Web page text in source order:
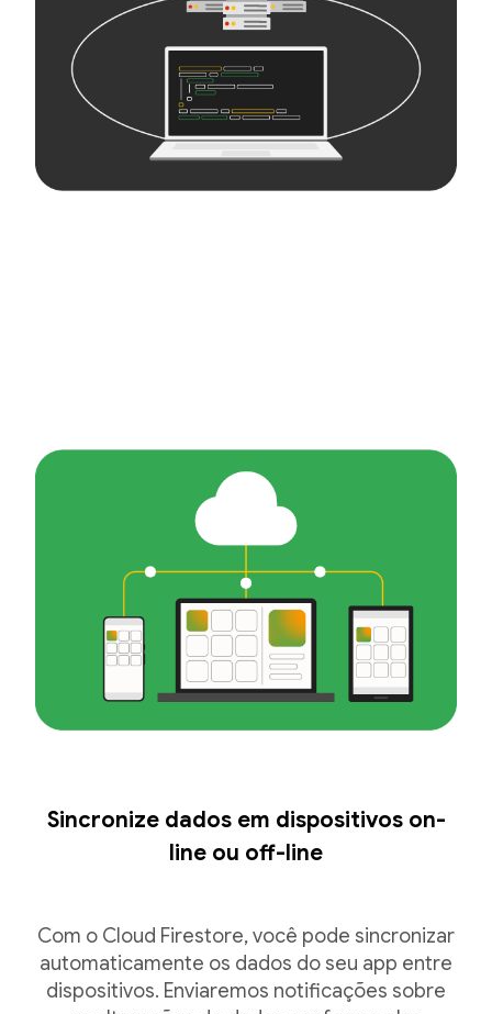
Sincronize dados em dispositivos on-
line ou off-line
Com o Cloud Firestore, você pode sincronizar
automaticamente os dados do seu app entre
dispositivos. Enviaremos notificações sobre